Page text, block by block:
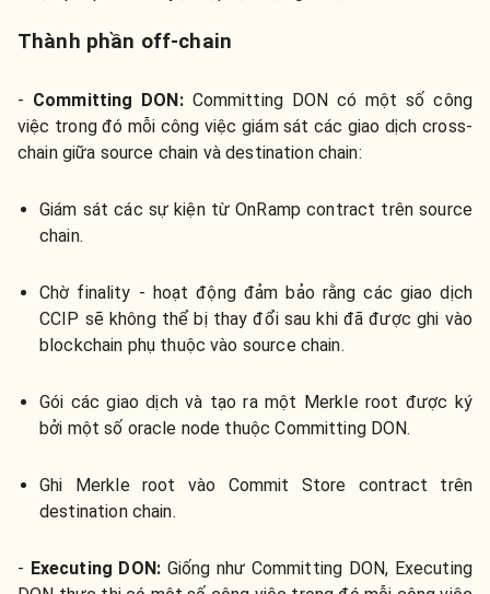
Thành phần off-chain
- Committing DON:Committing DON có một số công
việc trong đó mỗi công việc giám sát các giao dịch cross-
chain giữa source chain và destination chain:
Giám sát các sự kiện từ OnRamp contract trên source
chain.
Chờ finality - hoạt động đảm bảo rằng các giao dịch
CCIP sẽ không thể bị thay đổi sau khi đã được ghi vào
blockchain phụ thuộc vào source chain.
Gói các giao dịch và tạo ra một Merkle root được ký
bởi một số oracle node thuộc Committing DON.
Ghi Merkle root vào Commit Store contract trên
destination chain.
- Executing DON: Giống như Committing DON, Executing